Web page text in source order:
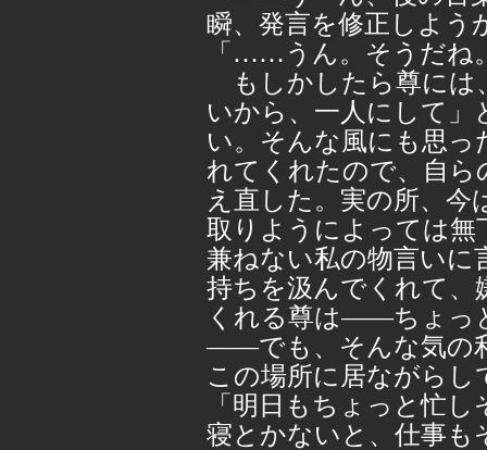
瞬、発言を修正しよう
「……うん。そうだね
もしかしたら尊には
いから、一人にして
い。そんな風にも思っ
れてくれたので、自ら
え直した。実の所、
取りようによっては無
兼ねない私の物言いに
持ちを汲んでくれて、
くれる尊は――ちょっ
――でも、そんな気の
この場所に居ながら
「明日もちょっと忙
寝とかないと、仕事も